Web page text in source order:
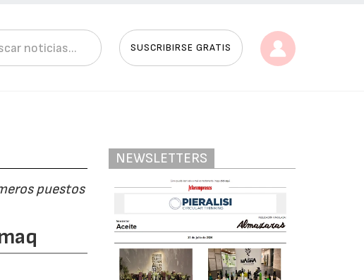
SUSCRIBIRSE GRATIS
puestos
NEWSLETTERS